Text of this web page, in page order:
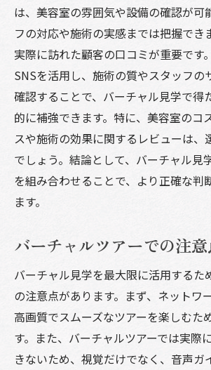
は、美容室の雰囲気や設備の確認が可
フの対応や施術の実感までは把握でき
実際に訪れた顧客の口コミが重要です
SNSを活用し、施術の質やスタッフの
確認することで、バーチャル見学で得
的に補強できます。特に、美容室のコ
スや施術の効果に関するレビューは、
でしょう。結論として、バーチャル見
を組み合わせることで、より正確な判
ます。
バーチャルツアーでの注
バーチャル見学を最大限に活用するた
の注意点があります。まず、ネットワ
高画質でスムーズなツアーを楽しむた
す。また、バーチャルツアーでは実際
きないため、視覚だけでなく、音声ガ